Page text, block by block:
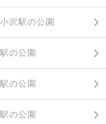
沢駅の公園
の公園
の公園
の公園